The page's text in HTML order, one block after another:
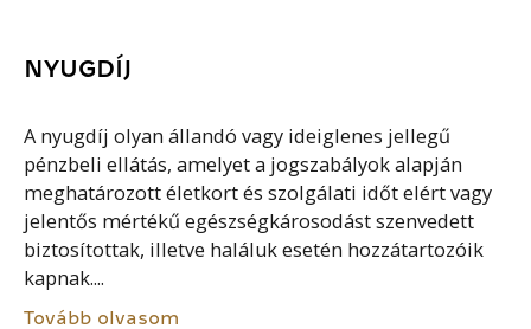
NYUGDÍJ
A nyugdíj olyan állandó vagy ideiglenes jellegű
pénzbeli ellátás, amelyet a jogszabályok alapján
meghatározott életkort és szolgálati időt elért vagy
jelentős mértékű egészségkárosodást szenvedett
biztosítottak, illetve haláluk esetén hozzátartozóik
kapnak....
Tovább olvasom